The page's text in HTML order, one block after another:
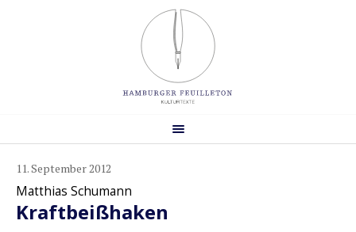
11. September 2012
Matthias Schumann
Kraftbeißhaken